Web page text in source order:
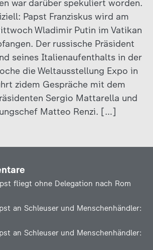
war darüber spekuliert worden.
Papst Franziskus wird am
Wladimir Putin im Vatikan
Der russische Präsident
seines Italienaufenthalts in der
die Weltausstellung Expo in
zidem Gespräche mit dem
Sergio Mattarella und
Matteo Renzi. […]
fliegt ohne Delegation nach Rom
an Schleuser und Menschenhändler:
an Schleuser und Menschenhändler: